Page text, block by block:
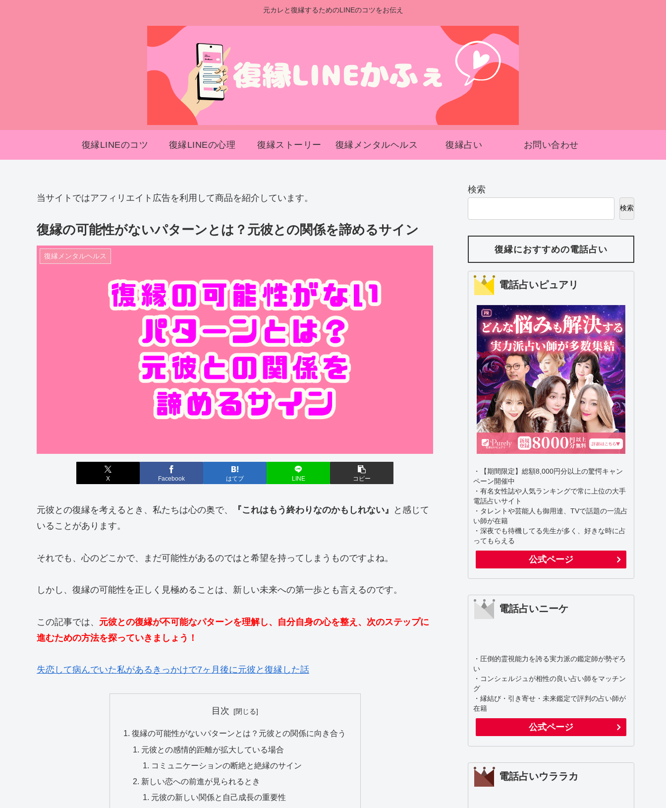
元カレと復縁するためのLINEのコツをお伝え
復縁LINEのコツ 復縁LINEの心理 復縁ストーリー 復縁メンタルヘルス 復縁占い お問い合わせ
当サイトではアフィリエイト広告を利用して商品を紹介しています。
復縁の可能性がないパターンとは？元彼との関係を諦めるサイン
復縁メンタルヘルス
X Facebook はてブ LINE コピー
元彼との復縁を考えるとき、私たちは心の奥で、 『これはもう終わりなのかもしれない』
と感じて
いることがあります。
それでも、心のどこかで、まだ可能性があるのではと希望を持ってしまうものですよね。
しかし、復縁の可能性を正しく見極めることは、新しい未来への第一歩とも言えるのです。
この記事では、 元彼との復縁が不可能なパターンを理解し、自分自身の心を整え、次のステップに
進むための方法を探っていきましょう！
失恋して病んでいた私があるきっかけで7ヶ月後に元彼と復縁した話
目次
復縁の可能性がないパターンとは？元彼との関係に向き合う
元彼との感情的距離が拡大している場合
コミュニケーションの断絶と絶縁のサイン
新しい恋への前進が見られるとき
元彼の新しい関係と自己成長の重要性
検索
検索
復縁におすすめの電話占い
電話占いピュアリ
・【期間限定】総額8,000円分以上の驚愕キャン
ペーン開催中
・有名女性誌や人気ランキングで常に上位の大手
電話占いサイト
・タレントや芸能人も御用達、TVで話題の一流占
い師が在籍
・深夜でも待機してる先生が多く、好きな時に占
ってもらえる
公式ページ
電話占いニーケ
・圧倒的霊視能力を誇る実力派の鑑定師が勢ぞろ
い
・コンシェルジュが相性の良い占い師をマッチン
グ
・縁結び・引き寄せ・未来鑑定で評判の占い師が
在籍
公式ページ
電話占いウララカ